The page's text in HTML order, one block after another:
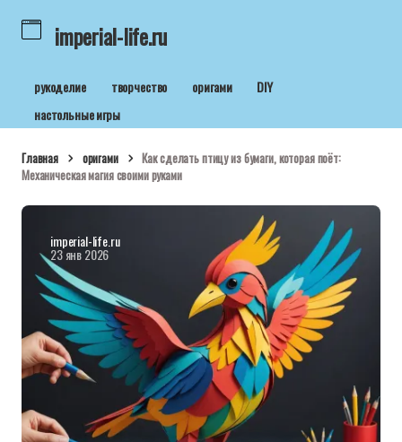
imperial-life.ru
рукоделие творчество оригами
DIY
настольные игры
Главная оригами
Как сделать птицу из бумаги, которая поёт:
Механическая магия своими руками
imperial-life.ru
23 янв 2026